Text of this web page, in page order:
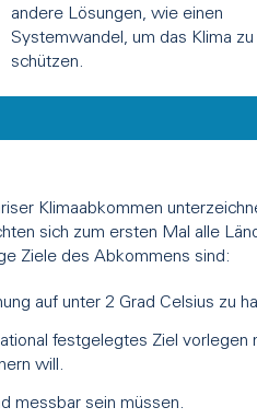
andere Lösungen, wie einen
Systemwandel, um das Klima zu
schützen.
Klimaabkommen
sich zum ersten Mal alle
Ziele des Abkommens sind:
auf unter 2 Grad Celsius zu
festgelegtes Ziel vorlegen
will.
messbar sein müssen.